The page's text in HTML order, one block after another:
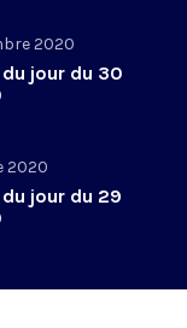
2020
jour du 30
2020
jour du 29